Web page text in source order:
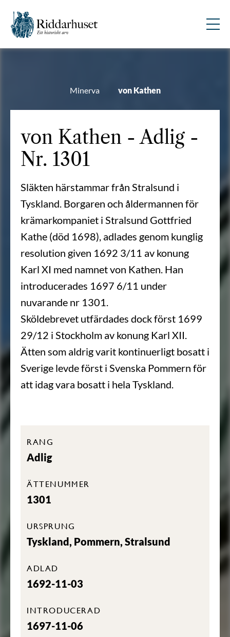
Minerva von Kathen
von Kathen - Adlig -
Nr. 1301
Släkten härstammar från Stralsund i
Tyskland. Borgaren och åldermannen för
krämarkompaniet i Stralsund Gottfried
Kathe (död 1698), adlades genom kunglig
resolution given 1692 3/11 av konung
Karl XI med namnet von Kathen. Han
introducerades 1697 6/11 under
nuvarande nr 1301.
Sköldebrevet utfärdades dock först 1699
29/12 i Stockholm av konung Karl XII.
Ätten som aldrig varit kontinuerligt bosatt i
Sverige levde först i Svenska Pommern för
att idag vara bosatt i hela Tyskland.
RANG
Adlig
ÄTTENUMMER
1301
URSPRUNG
Tyskland, Pommern, Stralsund
ADLAD
1692-11-03
INTRODUCERAD
1697-11-06